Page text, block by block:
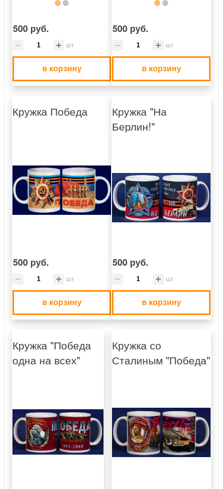
500 руб.
шт
в корзину
500 руб.
шт
в корзину
Кружка Победа
500 руб.
шт
в корзину
Кружка "На
Берлин!"
500 руб.
шт
в корзину
Кружка "Победа
одна на всех"
Кружка со
Сталиным "Победа"